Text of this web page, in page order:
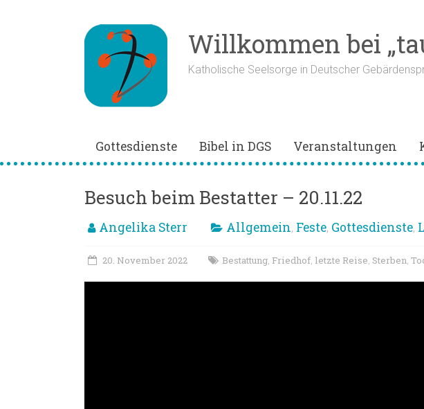
Willkommen bei
Katholische Seelsorge in Deutscher
Gottesdienste Bibel in DGS Veranstaltungen
Besuch beim Bestatter – 20.11.22
Angelika Sterr Allgemein, Feste, Gottesdienste,
20. November 2022 Bestattung, Friedhof, letzte Reise, Sterben,